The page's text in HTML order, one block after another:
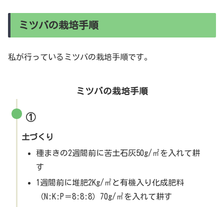
ミツバの栽培手順
私が行っているミツバの栽培手順です。
ミツバの栽培手順
①
土づくり
種まきの2週間前に苦土石灰50g/㎡を入れて耕
す
1週間前に堆肥2Kg/㎡と有機入り化成肥料
（N:K:P＝8:8:8）70g/㎡を入れて耕す